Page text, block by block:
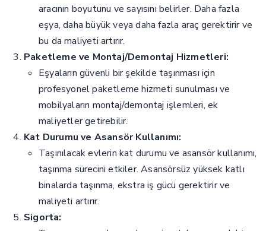
aracının boyutunu ve sayısını belirler. Daha fazla
eşya, daha büyük veya daha fazla araç gerektirir ve
bu da maliyeti artırır.
Paketleme ve Montaj/Demontaj Hizmetleri:
Eşyaların güvenli bir şekilde taşınması için
profesyonel paketleme hizmeti sunulması ve
mobilyaların montaj/demontaj işlemleri, ek
maliyetler getirebilir.
Kat Durumu ve Asansör Kullanımı:
Taşınılacak evlerin kat durumu ve asansör kullanımı,
taşınma sürecini etkiler. Asansörsüz yüksek katlı
binalarda taşınma, ekstra iş gücü gerektirir ve
maliyeti artırır.
Sigorta: